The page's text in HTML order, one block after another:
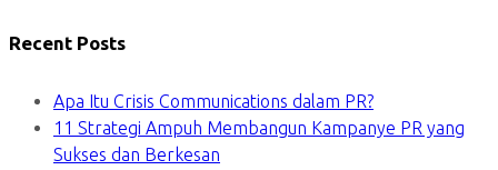
Recent Posts
Apa Itu Crisis Communications dalam PR?
11 Strategi Ampuh Membangun Kampanye PR yang
Sukses dan Berkesan